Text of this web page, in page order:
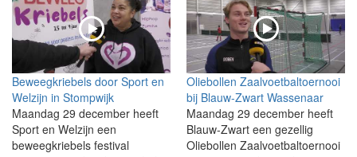
Beweegkriebels door Sport en
Welzijn in Stompwijk
Maandag 29 december heeft
Sport en Welzijn een
beweegkriebels festival
Oliebollen Zaalvoetbaltoernooi
bij Blauw-Zwart Wassenaar
Maandag 29 december heeft
Blauw-Zwart een gezellig
Oliebollen Zaalvoetbaltoernooi